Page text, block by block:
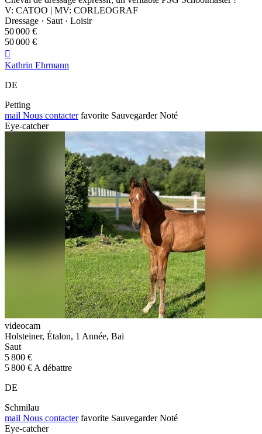
V: CATOO | MV: CORLEOGRAF
Dressage · Saut · Loisir
50 000 €
50 000 €

Kathrin Ehrmann
DE
Petting
mail Nous contacter favorite Sauvegarder Noté
Eye-catcher
videocam
Holsteiner, Étalon, 1 Année, Bai
Saut
5 800 €
5 800 € A débattre
DE
Schmilau
mail Nous contacter favorite Sauvegarder Noté
Eye-catcher